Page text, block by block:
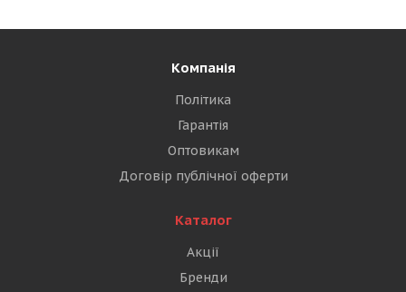
Компанія
Політика
Гарантія
Оптовикам
Договір публічної оферти
Каталог
Акції
Бренди